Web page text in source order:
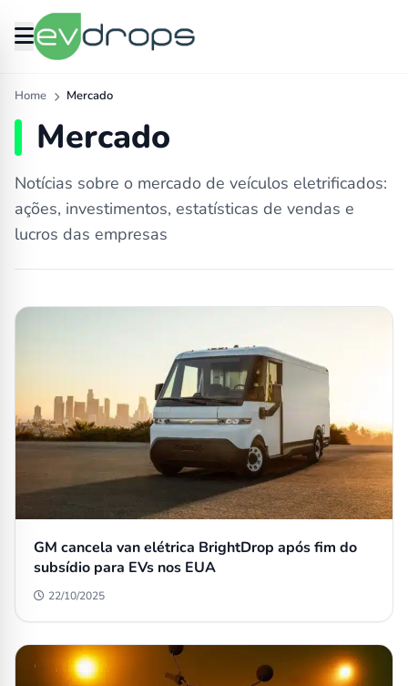
Home Mercado
Mercado
Notícias sobre o mercado de veículos eletrificados:
ações, investimentos, estatísticas de vendas e
lucros das empresas
GM cancela van elétrica BrightDrop após fim do
subsídio para EVs nos EUA
22/10/2025